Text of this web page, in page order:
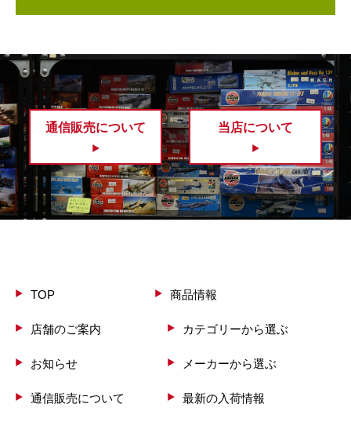
通信販売について 当店について
TOP
店舗のご案内
お知らせ
通信販売について
商品情報
カテゴリーから選ぶ
メーカーから選ぶ
最新の入荷情報